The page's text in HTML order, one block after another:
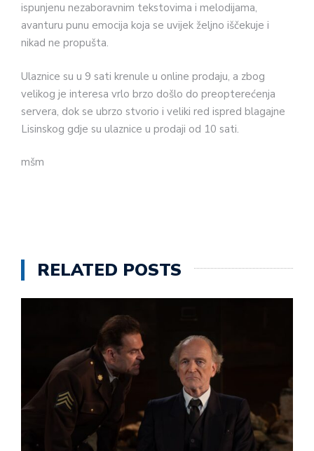
ispunjenu nezaboravnim tekstovima i melodijama,
avanturu punu emocija koja se uvijek željno iščekuje i
nikad ne propušta.
Ulaznice su u 9 sati krenule u online prodaju, a zbog
velikog je interesa vrlo brzo došlo do preopterećenja
servera, dok se ubrzo stvorio i veliki red ispred blagajne
Lisinskog gdje su ulaznice u prodaji od 10 sati.
mšm
RELATED POSTS